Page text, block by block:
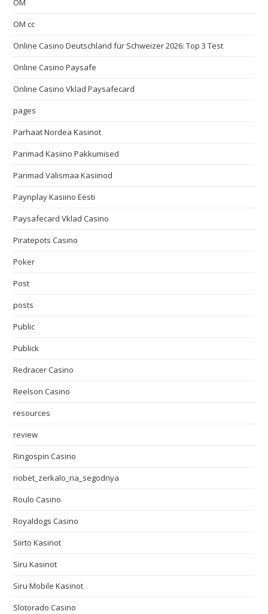
OM
OM cc
Online Casino Deutschland für Schweizer 2026: Top 3 Test
Online Casino Paysafe
Online Casino Vklad Paysafecard
pages
Parhaat Nordea Kasinot
Parimad Kasiino Pakkumised
Parimad Välismaa Kasiinod
Paynplay Kasiino Eesti
Paysafecard Vklad Casino
Piratepots Casino
Poker
Post
posts
Public
Publick
Redracer Casino
Reelson Casino
resources
review
Ringospin Casino
riobet_zerkalo_na_segodnya
Roulo Casino
Royaldogs Casino
Siirto Kasinot
Siru Kasinot
Siru Mobile Kasinot
Slotorado Casino